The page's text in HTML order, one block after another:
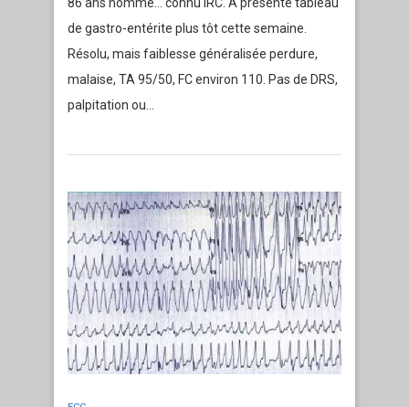
de gastro-entérite plus tôt cette semaine.
Résolu, mais faiblesse généralisée perdure,
malaise, TA 95/50, FC environ 110. Pas de DRS,
palpitation ou…